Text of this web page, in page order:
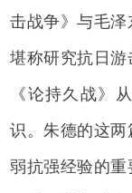
击战争》与毛泽
堪称研究抗日
《论持久战》
识。朱德的这
弱抗强经验的